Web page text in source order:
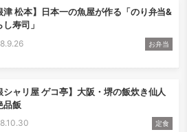
津 松本】日本一の魚屋が作る「のり弁当&
し寿司」
お弁当
シャリ屋 ゲコ亭】大阪・堺の飯炊き仙人
品飯
定食